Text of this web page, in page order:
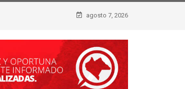
agosto 7, 2026